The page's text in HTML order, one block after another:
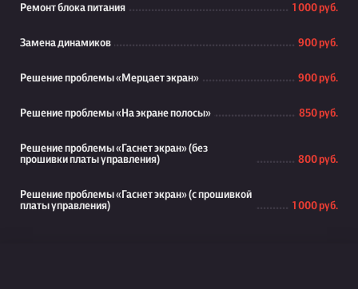
Ремонт блока питания 1 000 руб.
Замена динамиков 900 руб.
Решение проблемы «Мерцает экран» 900 руб.
Решение проблемы «На экране полосы» 850 руб.
Решение проблемы «Гаснет экран» (без
прошивки платы управления)
800 руб.
Решение проблемы «Гаснет экран» (с прошивкой
платы управления)
1 000 руб.